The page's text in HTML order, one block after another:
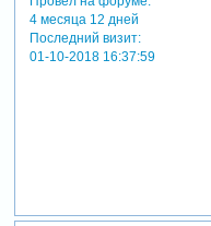
4 месяца 12 дней
Последний визит:
01-10-2018 16:37:59